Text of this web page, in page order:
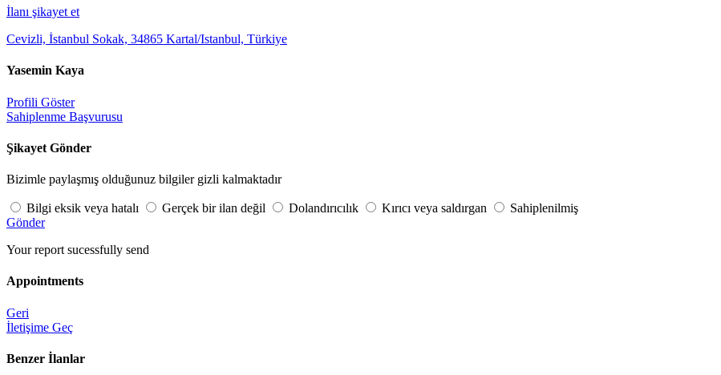
İlanı şikayet et
Cevizli, İstanbul Sokak, 34865 Kartal/Istanbul, Türkiye
Yasemin Kaya
Profili Göster
Sahiplenme Başvurusu
Şikayet Gönder
Bizimle paylaşmış olduğunuz bilgiler gizli kalmaktadır
Bilgi eksik veya hatalı Gerçek bir ilan değil Dolandırıcılık Kırıcı veya saldırgan
Sahiplenilmiş
Gönder
Your report sucessfully send
Appointments
Geri
İletişime Geç
Benzer İlanlar